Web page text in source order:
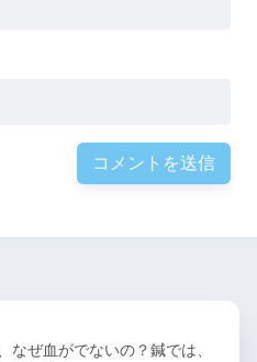
なぜ血がでないの？鍼では、